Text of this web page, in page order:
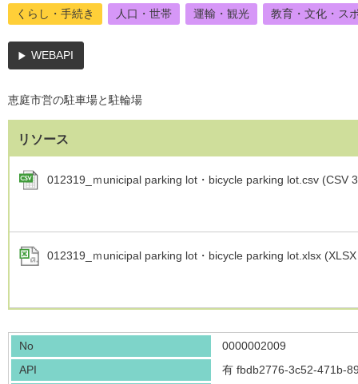
くらし・手続き 人口・世帯 運輸・観光 教育・文化・ス
WEBAPI
恵庭市営の駐車場と駐輪場
リソース
012319_ｍunicipal parking lot・bicycle parking lot.csv (CSV
012319_ｍunicipal parking lot・bicycle parking lot.xlsx
No
0000002009
API
有 fbdb2776-3c52-471b-